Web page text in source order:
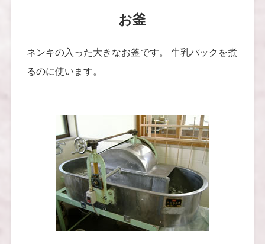
お釜
ネンキの入った大きなお釜です。 牛乳パックを煮
るのに使います。